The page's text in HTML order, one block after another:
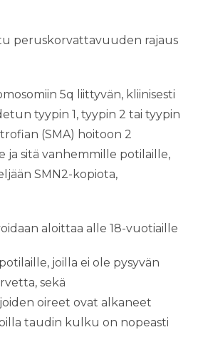
peruskorvattavuuden rajaus
5q liittyvän, kliinisesti
tyypin 1, tyypin 2 tai tyypin
(SMA) hoitoon 2
ja sitä vanhemmille potilaille,
SMN2-kopiota,
aloittaa alle 18-vuotiaille
joilla ei ole pysyvän
sekä
oireet ovat alkaneet
joilla taudin kulku on nopeasti